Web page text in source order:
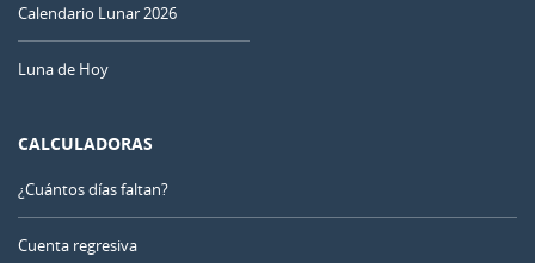
Calendario Lunar 2026
Luna de Hoy
CALCULADORAS
¿Cuántos días faltan?
Cuenta regresiva